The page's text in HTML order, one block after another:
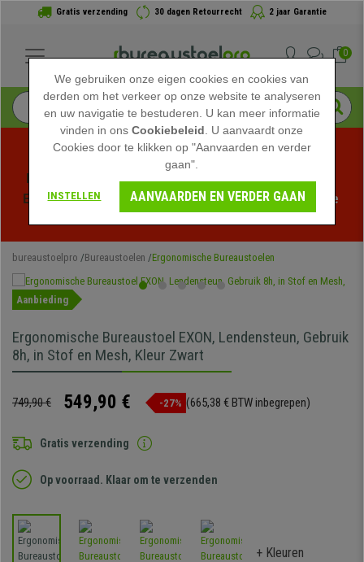
Gratis verzending 30 dagen Retourrecht 2 jaar Garantie
0
Profiteer van de Zomeruitverkoop bij bureaustoelpro!
Exclusieve kortingen voor een beperkte tijd - Bekijk de
bureaustoelpro Bureaustoelen Ergonomische Bureaustoelen
Aanbieding
Ergonomische Bureaustoel EXON, Lendensteun, Gebruik
8h, in Stof en Mesh, Kleur Zwart
749,90 € 549,90 € -27% (665,38 € BTW inbegrepen)
Gratis verzending
Op voorraad. Klaar om te verzenden
+ Kleuren
We gebruiken onze eigen cookies en cookies van
derden om het verkeer op onze website te analyseren
en uw navigatie te bestuderen. U kan meer informatie
vinden in onsCookiebeleid . U aanvaardt onze
Cookies door te klikken op "Aanvaarden en verder
gaan".
INSTELLEN AANVAARDEN EN VERDER GAAN